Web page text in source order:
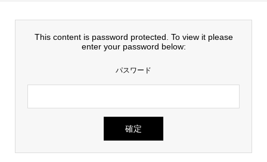
This content is password protected. To view it please
enter your password below:
パスワード